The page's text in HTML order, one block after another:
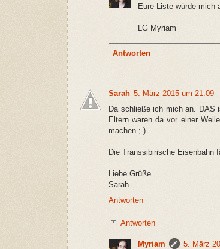
Eure Liste würde mich
LG Myriam
Antworten
Sarah 5. März 2015 um 21:09
Da schließe ich mich an. DAS
Eltern waren da vor einer
machen ;-)
Die Transsibirische Eisenbahn
Liebe Grüße
Sarah
Antworten
Antworten
Myriam 5. März